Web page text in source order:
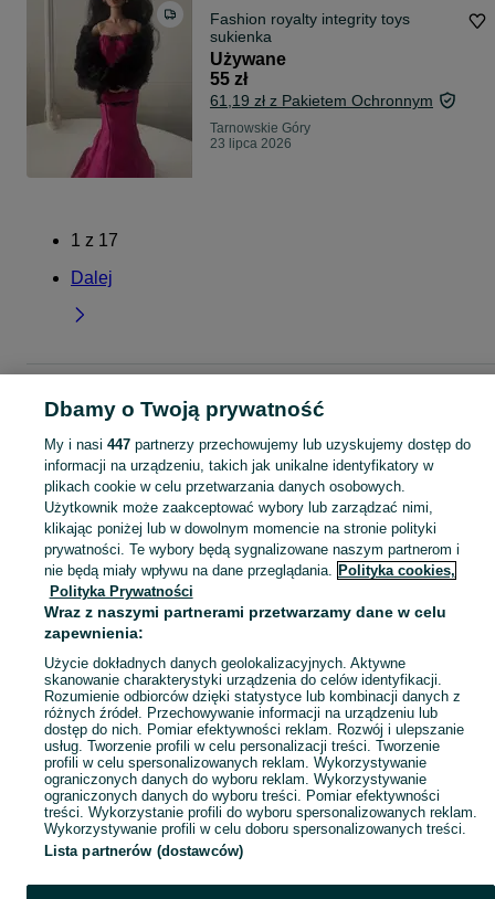
Fashion royalty integrity toys
sukienka
Używane
55 zł
61,19 zł z Pakietem Ochronnym
Tarnowskie Góry
23 lipca 2026
1 z 17
Dalej
Lalki - Tarnowskie Góry
KATEGORIA
domek ogrodowy dla dzieci,basen z kulkami,zabawki ogrodowe,zabawki
Zobacz
Mapa kategorii
Mapa miejscowości
Mapa ministron
Popularne wyszukiwania
Dbamy o Twoją prywatność
My i nasi 447partnerzy przechowujemy lub uzyskujemy dostęp do
informacji na urządzeniu, takich jak unikalne identyfikatory w
plikach cookie w celu przetwarzania danych osobowych.
Użytkownik może zaakceptować wybory lub zarządzać nimi,
klikając poniżej lub w dowolnym momencie na stronie polityki
prywatności. Te wybory będą sygnalizowane naszym partnerom i
nie będą miały wpływu na dane przeglądania. Polityka cookies,
Polityka Prywatności
Wraz z naszymi partnerami przetwarzamy dane w celu
zapewnienia:
Użycie dokładnych danych geolokalizacyjnych. Aktywne
skanowanie charakterystyki urządzenia do celów identyfikacji.
Rozumienie odbiorców dzięki statystyce lub kombinacji danych z
różnych źródeł. Przechowywanie informacji na urządzeniu lub
dostęp do nich. Pomiar efektywności reklam. Rozwój i ulepszanie
usług. Tworzenie profili w celu personalizacji treści. Tworzenie
profili w celu spersonalizowanych reklam. Wykorzystywanie
ograniczonych danych do wyboru reklam. Wykorzystywanie
ograniczonych danych do wyboru treści. Pomiar efektywności
treści. Wykorzystanie profili do wyboru spersonalizowanych reklam.
Wykorzystywanie profili w celu doboru spersonalizowanych treści.
Lista partnerów (dostawców)